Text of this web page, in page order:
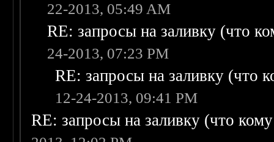
22-2013, 05:49 AM
RE: запросы на заливку (что
24-2013, 07:23 PM
RE: запросы на заливку (что
12-24-2013, 09:41 PM
RE: запросы на заливку (что